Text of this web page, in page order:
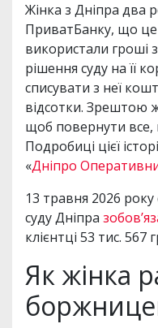
Жінка з Дніпра два
ПриватБанку, що
використали гроші
рішення суду на її
списувати з неї
відсотки. Зрештою
щоб повернути все,
Подробиці цієї
«Дніпро
13 травня 2026
суду Дніпра
клієнтці 53 тис. 567
Як жінка